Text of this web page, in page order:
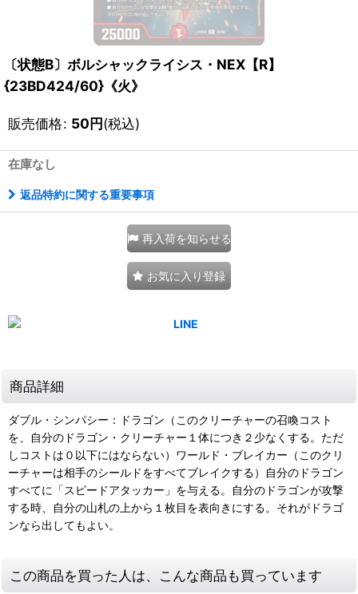
〔状態B〕ボルシャックライシス・NEX【R】
{23BD424/60}《火》
販売価格: 50円(税込)
在庫なし
返品特約に関する重要事項
再入荷を知らせる
お気に入り登録
商品詳細
ダブル・シンパシー：ドラゴン（このクリーチャーの召喚コスト
を、自分のドラゴン・クリーチャー１体につき２少なくする。ただ
しコストは０以下にはならない）ワールド・ブレイカー（このクリ
ーチャーは相手のシールドをすべてブレイクする）自分のドラゴン
すべてに「スピードアタッカー」を与える。自分のドラゴンが攻撃
する時、自分の山札の上から１枚目を表向きにする。それがドラゴ
ンなら出してもよい。
この商品を買った人は、こんな商品も買っています